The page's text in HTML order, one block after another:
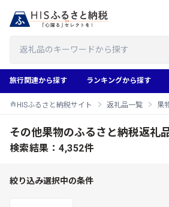
旅行関連から探す ランキングから探す
HISふるさと納税サイト 返礼品一覧 果
その他果物のふるさと納税返礼
検索結果：4,352件
絞り込み選択中の条件